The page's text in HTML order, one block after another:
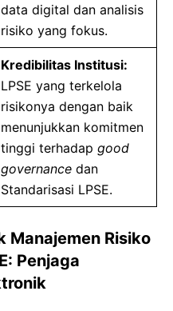
data digital dan analisis
risiko yang fokus.
Kredibilitas Institusi:
LPSE yang terkelola
risikonya dengan baik
menunjukkan komitmen
tinggi terhadap good
governance dan
Standarisasi LPSE.
Manajemen Risiko
Penjaga